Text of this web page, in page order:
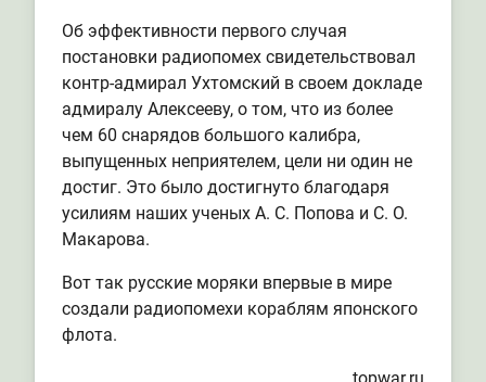
Об эффективности первого случая
постановки радиопомех свидетельствовал
контр-адмирал Ухтомский в своем докладе
адмиралу Алексееву, о том, что из более
чем 60 снарядов большого калибра,
выпущенных неприятелем, цели ни один не
достиг. Это было достигнуто благодаря
усилиям наших ученых А. С. Попова и С. О.
Макарова.
Вот так русские моряки впервые в мире
создали радиопомехи кораблям японского
флота.